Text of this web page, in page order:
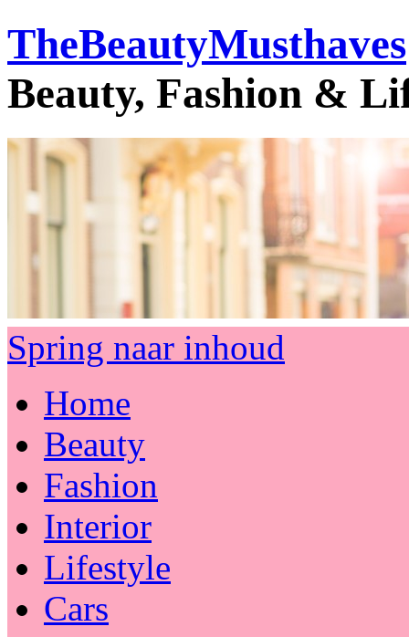
TheBeautyMusthaves
Beauty, Fashion &
Spring naar inhoud
Home
Beauty
Fashion
Interior
Lifestyle
Cars